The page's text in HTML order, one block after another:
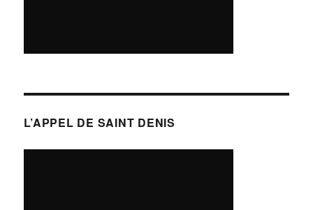
L’APPEL DE SAINT DENIS